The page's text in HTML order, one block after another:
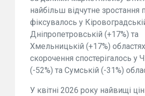
найбільш відчутне зростання
фіксувалось у
Дніпропетровській (+17%) та
Хмельницькій (+17%)
скорочення спостерігалось у
(-52%) та Сумській (-31%)
У квітні 2026 року найвищі